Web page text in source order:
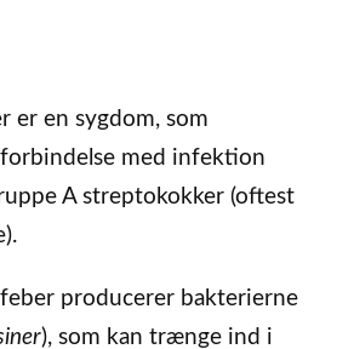
er en sygdom, som
med infektion
A streptokokker (oftest
producerer bakterierne
), som kan trænge ind i